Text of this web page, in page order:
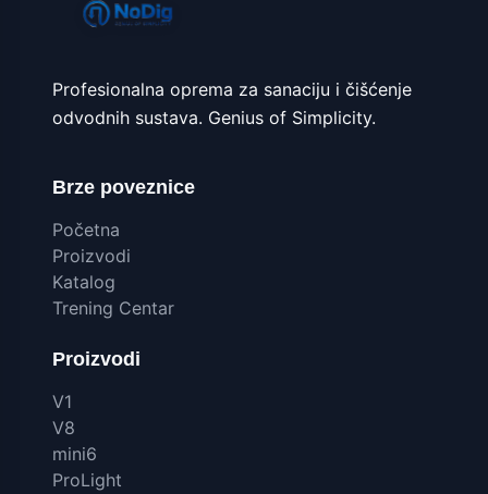
Profesionalna oprema za sanaciju i čišćenje
odvodnih sustava. Genius of Simplicity.
Brze poveznice
Početna
Proizvodi
Katalog
Trening Centar
Proizvodi
V1
V8
mini6
ProLight